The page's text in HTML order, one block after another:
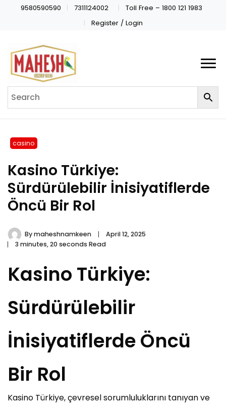
9580590590 7311124002
Toll Free – 1800 121 1983
Register / Login
casino
Kasino Türkiye:
Sürdürülebilir İnisiyatiflerde
Öncü Bir Rol
Bymaheshnamkeen
April 12, 2025
3 minutes, 20 seconds Read
Kasino Türkiye:
Sürdürülebilir
İnisiyatiflerde Öncü
Bir Rol
Kasino Türkiye, çevresel sorumluluklarını tanıyan ve